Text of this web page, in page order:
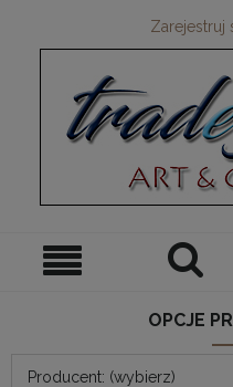
Zarejestruj
OPCJE
Producent: (wybierz)